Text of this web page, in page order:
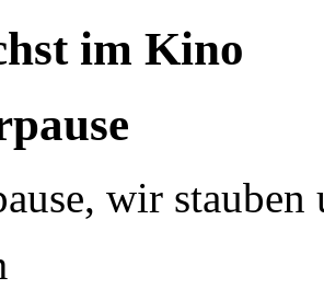
im Kino
wir